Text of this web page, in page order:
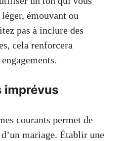
émouvant ou
pas à inclure des
cela renforcera
imprévus
courants permet de
mariage. Établir une